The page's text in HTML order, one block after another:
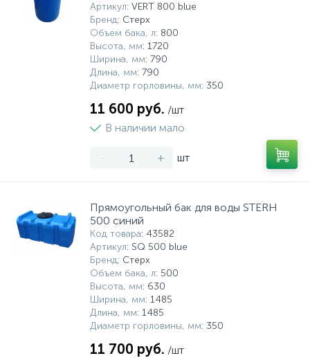
Артикул: VERT 800 blue
Бренд: Стерх
Объем бака, л: 800
Высота, мм: 1720
Ширина, мм: 790
Длина, мм: 790
Диаметр горловины, мм: 350
11 600 руб. /шт
В наличии мало
- + шт
Прямоугольный бак для воды STERH
500 синий
Код товара: 43582
Артикул: SQ 500 blue
Бренд: Стерх
Объем бака, л: 500
Высота, мм: 630
Ширина, мм: 1485
Длина, мм: 1485
Диаметр горловины, мм: 350
11 700 руб. /шт